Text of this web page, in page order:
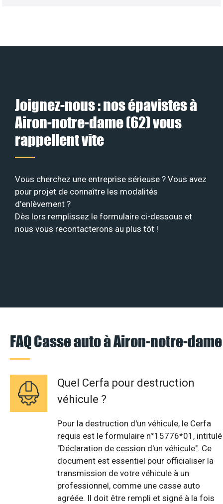
Joignez-nous : nos épavistes à
Airon-notre-dame (62) vous
rappellent vite
Vous cherchez une entreprise sérieuse ? Vous avez
pour projet de connaître les modalités
d’enlèvement ?
Dès lors remplissez le formulaire ci-dessous et
nous vous recontacterons au plus tôt !
FAQ Casse auto à Airon-notre-dame
Quel Cerfa pour destruction
véhicule ?
Pour la destruction d'un véhicule, le Cerfa
requis est le formulaire n°15776*01, intitulé
"Déclaration de cession d'un véhicule". Ce
document est essentiel pour officialiser la
transmission de votre véhicule à un
professionnel, comme une casse auto
agréée. Il doit être rempli et signé à la fois